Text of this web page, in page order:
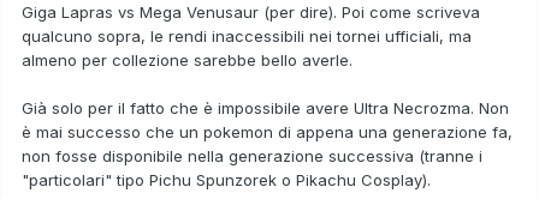
Giga Lapras vs Mega Venusaur (per dire). Poi come scriveva
qualcuno sopra, le rendi inaccessibili nei tornei ufficiali, ma
almeno per collezione sarebbe bello averle.
Già solo per il fatto che è impossibile avere Ultra Necrozma. Non
è mai successo che un pokemon di appena una generazione fa,
non fosse disponibile nella generazione successiva (tranne i
"particolari" tipo Pichu Spunzorek o Pikachu Cosplay).